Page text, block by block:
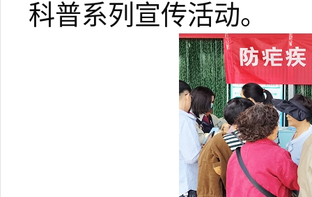
科普系列宣传活动。